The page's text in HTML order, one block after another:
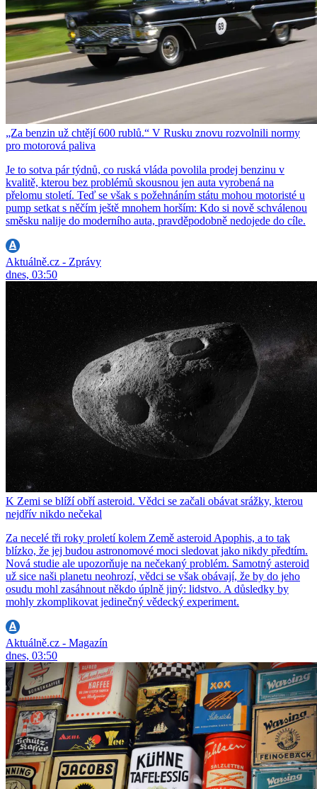
„Za benzin už chtějí 600 rublů.“ V Rusku znovu rozvolnili normy
pro motorová paliva
Je to sotva pár týdnů, co ruská vláda povolila prodej benzinu v
kvalitě, kterou bez problémů skousnou jen auta vyrobená na
přelomu století. Teď se však s požehnáním státu mohou motoristé u
pump setkat s něčím ještě mnohem horším: Kdo si nově schválenou
směsku nalije do moderního auta, pravděpodobně nedojede do cíle.
Aktuálně.cz - Zprávy
dnes, 03:50
K Zemi se blíží obří asteroid. Vědci se začali obávat srážky, kterou
nejdřív nikdo nečekal
Za necelé tři roky proletí kolem Země asteroid Apophis, a to tak
blízko, že jej budou astronomové moci sledovat jako nikdy předtím.
Nová studie ale upozorňuje na nečekaný problém. Samotný asteroid
už sice naši planetu neohrozí, vědci se však obávají, že by do jeho
osudu mohl zasáhnout někdo úplně jiný: lidstvo. A důsledky by
mohly zkomplikovat jedinečný vědecký experiment.
Aktuálně.cz - Magazín
dnes, 03:50